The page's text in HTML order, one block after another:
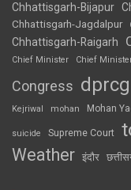
Chhattisgarh-Bijapur
Chhattisgarh-Jagdalpur
Chhattisgarh-Raigarh
Chief Minister
Chief
Congress dprcg
Kejriwal mohan Mohan
suicide Supreme Court
Weather इंदौर